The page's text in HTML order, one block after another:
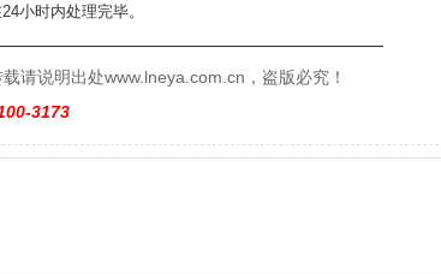
小时内处理完毕。
请说明出处www.lneya.com.cn，盗版必究！
3173